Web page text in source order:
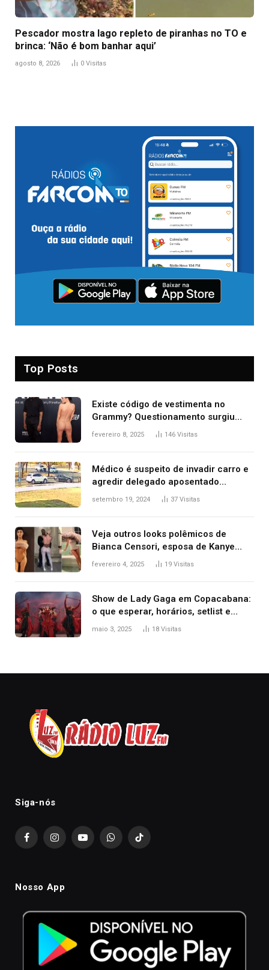
Pescador mostra lago repleto de piranhas no TO e
brinca: ‘Não é bom banhar aqui’
agosto 8, 2026 0 Visitas
Top Posts
Existe código de vestimenta no
Grammy? Questionamento surgiu
após Bianca Censori, mulher de
fevereiro 8, 2025 146 Visitas
Médico é suspeito de invadir carro e
agredir delegado aposentado
durante confusão no trânsito
setembro 19, 2024 37 Visitas
Veja outros looks polêmicos de
Bianca Censori, esposa de Kanye
West que apareceu nua no Grammy
fevereiro 4, 2025 19 Visitas
Show de Lady Gaga em Copacabana:
o que esperar, horários, setlist e
onde assistir
maio 3, 2025 18 Visitas
Siga-nós
FacebookInstagramYouTubeWhatsAppTikTok
Nosso App